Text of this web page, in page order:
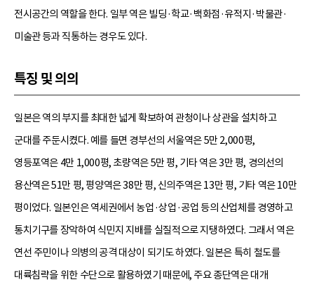
전시공간의 역할을 한다. 일부 역은 빌딩·학교·백화점·유적지·박물관·
미술관 등과 직통하는 경우도 있다.
특징 및 의의
일본은 역의 부지를 최대한 넓게 확보하여 관청이나 상관을 설치하고
군대를 주둔시켰다. 예를 들면 경부선의 서울역은 5만 2,000평,
영등포역은 4만 1,000평, 초량역은 5만 평, 기타 역은 3만 평, 경의선의
용산역은 51만 평, 평양역은 38만 평, 신의주역은 13만 평, 기타 역은 10만
평이었다. 일본인은 역세권에서 농업·상업·공업 등의 산업체를 경영하고
통치기구를 장악하여 식민지 지배를 실질적으로 지탱하였다. 그래서 역은
연선 주민이나 의병의 공격 대상이 되기도 하였다. 일본은 특히 철도를
대륙침략을 위한 수단으로 활용하였기 때문에, 주요 종단역은 대개